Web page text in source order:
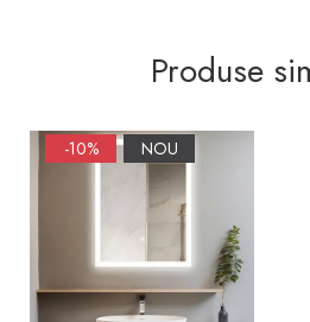
Produse
-10% NOU